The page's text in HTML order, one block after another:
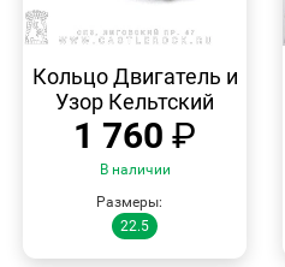
ПРОСМОТР
Кольцо Двигатель и
Узор Кельтский
1 760 ₽
В наличии
Размеры:
22.5